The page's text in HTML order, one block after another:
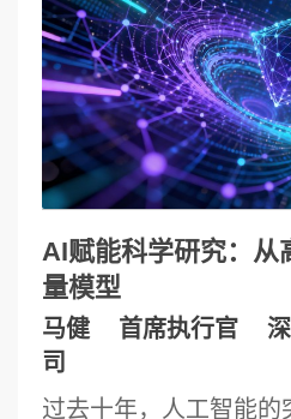
向的应用前景、当前模
的发展路径。
础设施。战略定位：算
力"的核心要素，其基
所未有，正成为重塑全
关键变量。科研领域，
力突破极端规模计算瓶
洋、天文宇宙、能源材
领域创新研究；人工
动” 研究范式，进一步
度、突破瓶颈，二者协
生跨学科创新。高等教
动教学模式革新，超算
AI赋能科学研究：从
量模型
马健 首席执行官
司
过去十年，人工智能的